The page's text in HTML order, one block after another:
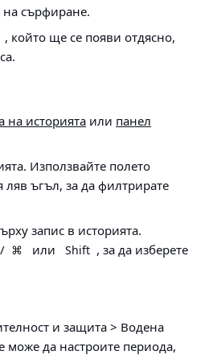
на сърфиране.
, който ще се появи отдясно,
на историята или панел
Използвайте полето
ляв ъгъл, за да филтрирате
запис в историята.
/ ⌘ или Shift , за да изберете
и защита > Водена
може да настроите периода,